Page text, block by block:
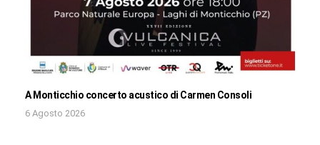
A Monticchio concerto acustico di Carmen Consoli
6 Agosto 2026